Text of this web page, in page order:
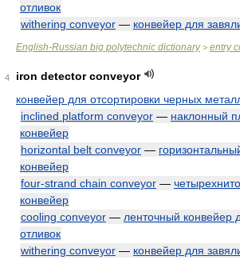
отливок
withering conveyor — конвейер для
English-Russian big polytechnic dictionary> entry
4
iron detector conveyor
конвейер для отсортировки черных
inclined platform conveyor — наклонный
конвейер
horizontal belt conveyor —
конвейер
four-strand chain conveyor —
конвейер
cooling conveyor — ленточный конвейер
отливок
withering conveyor — конвейер для